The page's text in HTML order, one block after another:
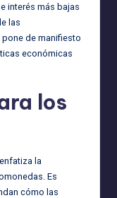
interés más bajas
las
de manifiesto
económicas
los
la
Es
cómo las